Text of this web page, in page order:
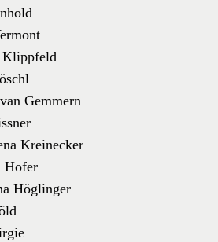
Klippfeld
Gemmern
Kreinecker
Hofer
Höglinger